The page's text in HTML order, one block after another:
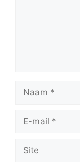
Naam
Site